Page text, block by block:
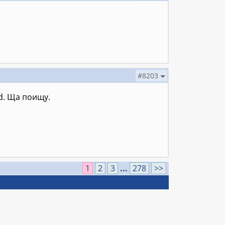
#8203
Ща поищу.
1 2 3 ... 278
>>